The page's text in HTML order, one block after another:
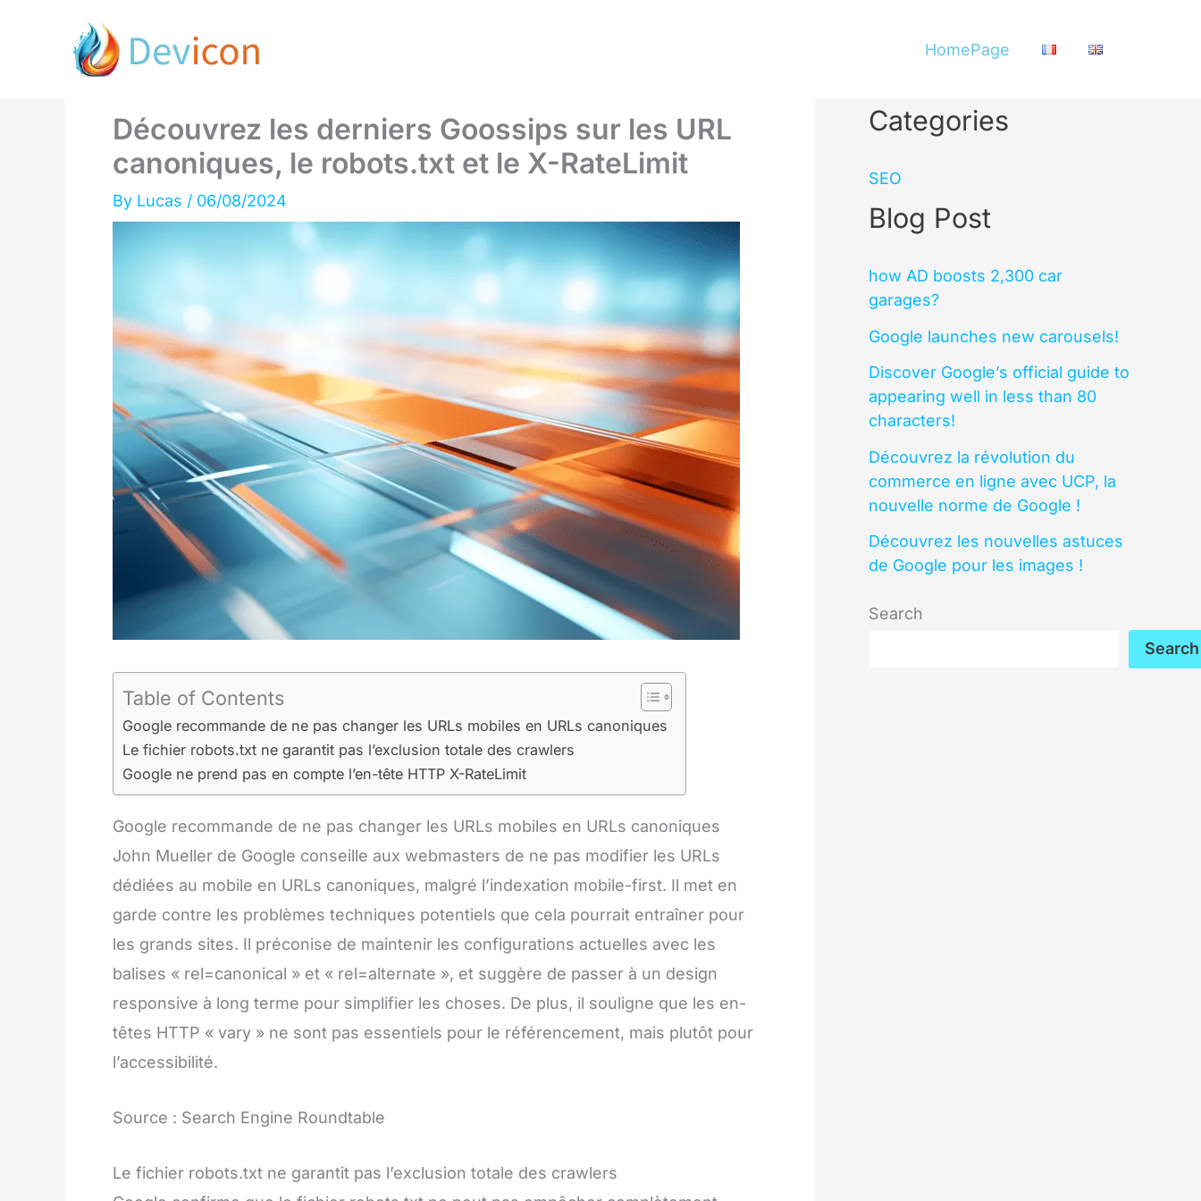
HomePage
Découvrez les derniers Goossips sur les URL
canoniques, le robots.txt et le X-RateLimit
By Lucas / 06/08/2024
Table of Contents
Google recommande de ne pas changer les URLs mobiles en URLs canoniques
Le fichier robots.txt ne garantit pas l’exclusion totale des crawlers
Google ne prend pas en compte l’en-tête HTTP X-RateLimit
Google recommande de ne pas changer les URLs mobiles en URLs canoniques
John Mueller de Google conseille aux webmasters de ne pas modifier les URLs
dédiées au mobile en URLs canoniques, malgré l’indexation mobile-first. Il met en
garde contre les problèmes techniques potentiels que cela pourrait entraîner pour
les grands sites. Il préconise de maintenir les configurations actuelles avec les
balises « rel=canonical » et « rel=alternate », et suggère de passer à un design
responsive à long terme pour simplifier les choses. De plus, il souligne que les en-
têtes HTTP « vary » ne sont pas essentiels pour le référencement, mais plutôt pour
l’accessibilité.
Source : Search Engine Roundtable
Le fichier robots.txt ne garantit pas l’exclusion totale des crawlers
Categories
SEO
Blog Post
how AD boosts 2,300 car
garages?
Google launches new carousels!
Discover Google’s official guide to
appearing well in less than 80
characters!
Découvrez la révolution du
commerce en ligne avec UCP, la
nouvelle norme de Google !
Découvrez les nouvelles astuces
de Google pour les images !
Search
Search